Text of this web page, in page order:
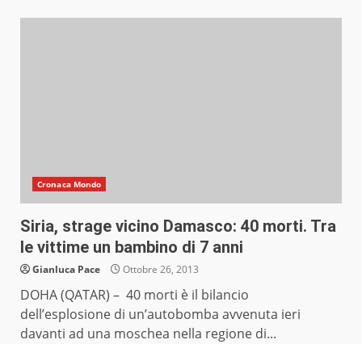
Cronaca Mondo
Siria, strage vicino Damasco: 40 morti. Tra
le vittime un bambino di 7 anni
Gianluca Pace Ottobre 26, 2013
DOHA (QATAR) – 40 morti è il bilancio
dell’esplosione di un’autobomba avvenuta ieri
davanti ad una moschea nella regione di...